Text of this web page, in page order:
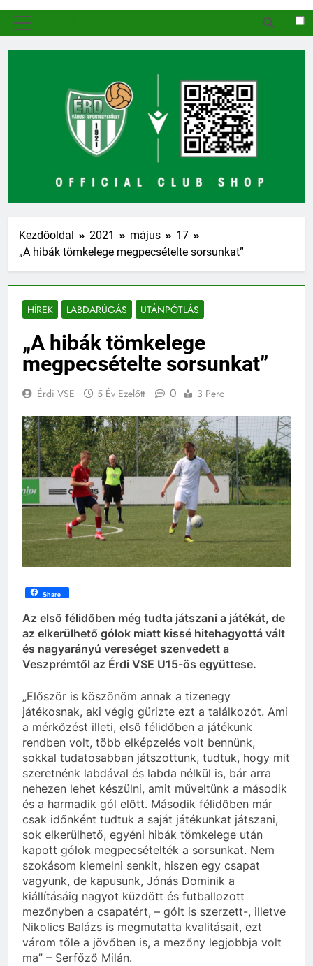
Kezdőoldal 2021 május
17
„A hibák tömkelege megpecsételte sorsunkat”
HÍREK LABDARÚGÁS UTÁNPÓTLÁS
„A hibák tömkelege
megpecsételte sorsunkat”
Érdi VSE 5 Év Ezelőtt 0 3 Perc
Share
Az első félidőben még tudta játszani a játékát, de
az elkerülhető gólok miatt kissé hitehagyottá vált
és nagyarányú vereséget szenvedett a
Veszprémtől az Érdi VSE U15-ös együttese.
„Először is köszönöm annak a tizenegy
játékosnak, aki végig gürizte ezt a találkozót. Ami
a mérkőzést illeti, első félidőben a játékunk
rendben volt, több elképzelés volt bennünk,
sokkal tudatosabban játszottunk, tudtuk, hogy mit
szeretnénk labdával és labda nélkül is, bár arra
nehezen lehet készülni, amit műveltünk a második
és a harmadik gól előtt. Második félidőben már
csak időnként tudtuk a saját játékunkat játszani,
sok elkerülhető, egyéni hibák tömkelege után
kapott gólok megpecsételték a sorsunkat. Nem
szokásom kiemelni senkit, hiszen egy csapat
vagyunk, de kapusunk, Jónás Dominik a
kiállításáig nagyot küzdött és futballozott
mezőnyben a csapatért, – gólt is szerzett-, illetve
Nikolics Balázs is megmutatta kvalitásait, ezt
várom tőle a jövőben is, a mezőny legjobbja volt
ma” – Serfőző Milán.